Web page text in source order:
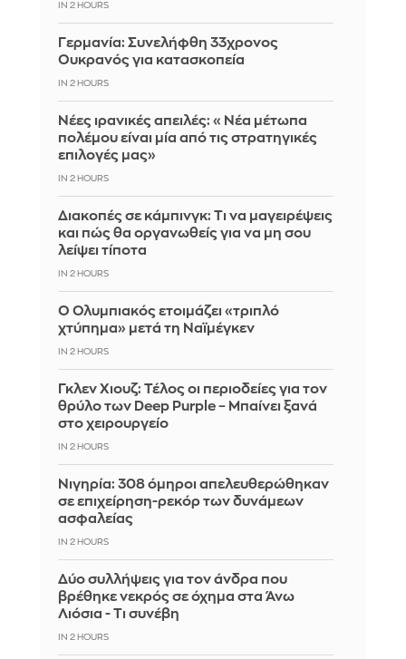
IN 2 HOURS
Γερμανία: Συνελήφθη 33χρονος
Ουκρανός για κατασκοπεία
IN 2 HOURS
Νέες ιρανικές απειλές: «Νέα μέτωπα
πολέμου είναι μία από τις στρατηγικές
επιλογές μας»
IN 2 HOURS
Διακοπές σε κάμπινγκ: Τι να μαγειρέψεις
και πώς θα οργανωθείς για να μη σου
λείψει τίποτα
IN 2 HOURS
Ο Ολυμπιακός ετοιμάζει «τριπλό
χτύπημα» μετά τη Ναϊμέγκεν
IN 2 HOURS
Γκλεν Χιουζ: Τέλος οι περιοδείες για τον
θρύλο των Deep Purple – Μπαίνει ξανά
στο χειρουργείο
IN 2 HOURS
Νιγηρία: 308 όμηροι απελευθερώθηκαν
σε επιχείρηση-ρεκόρ των δυνάμεων
ασφαλείας
IN 2 HOURS
Δύο συλλήψεις για τον άνδρα που
βρέθηκε νεκρός σε όχημα στα Άνω
Λιόσια - Τι συνέβη
IN 2 HOURS